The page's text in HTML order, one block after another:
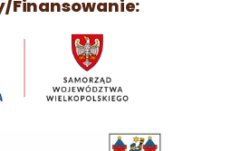
Finansowanie: